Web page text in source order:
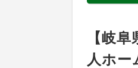
【岐
人ホー